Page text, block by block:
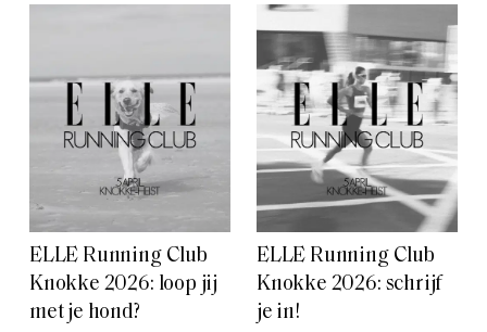
ELLE Running Club
Knokke 2026: loop jij
met je hond?
ELLE Running Club
Knokke 2026: schrijf
je in!